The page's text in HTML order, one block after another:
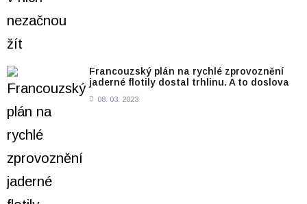
Francouzský plán na rychlé zprovoznění
jaderné flotily dostal trhlinu. A to doslova
08. 03. 2023